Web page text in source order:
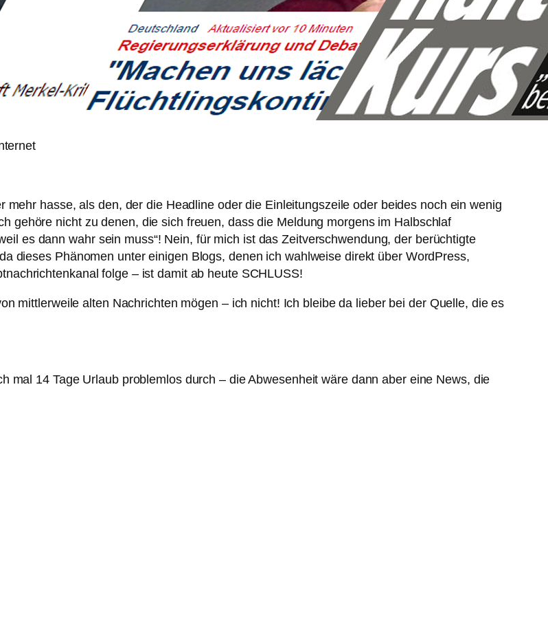
hasse, als den, der die Headline oder die Einleitungszeile oder beides noch ein wenig
gehöre nicht zu denen, die sich freuen, dass die Meldung morgens im Halbschlaf
es dann wahr sein muss“! Nein, für mich ist das Zeitverschwendung, der berüchtigte
dieses Phänomen unter einigen Blogs, denen ich wahlweise direkt über WordPress,
folge – ist damit ab heute SCHLUSS!
mittlerweile alten Nachrichten mögen – ich nicht! Ich bleibe da lieber bei der Quelle, die es
mal 14 Tage Urlaub problemlos durch – die Abwesenheit wäre dann aber eine News, die